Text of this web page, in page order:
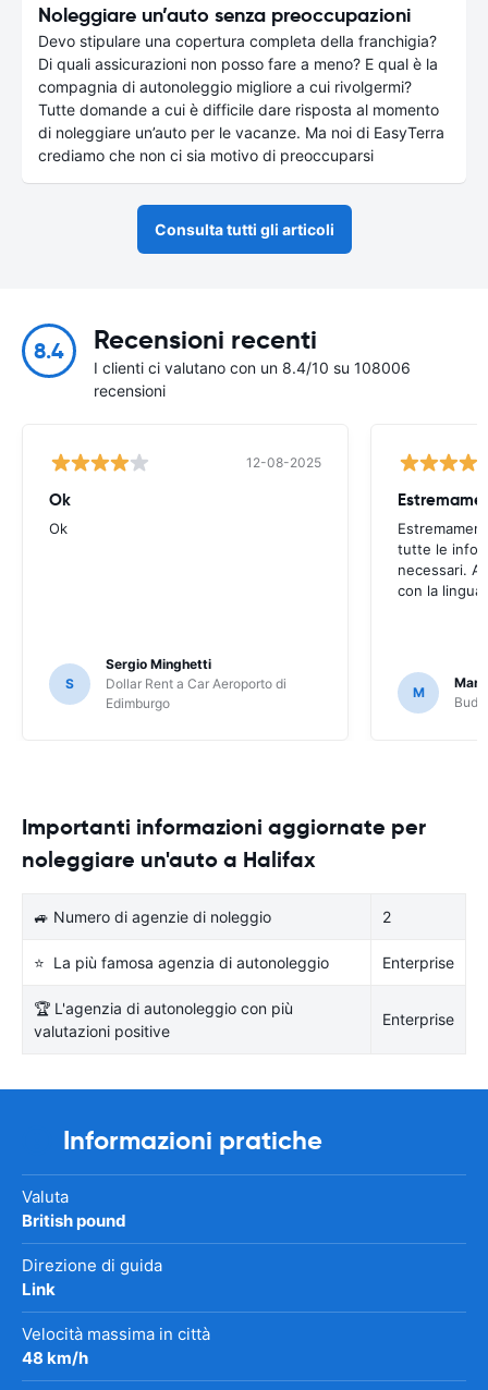
Noleggiare un’auto senza preoccupazioni
Devo stipulare una copertura completa della franchigia?
Di quali assicurazioni non posso fare a meno? E qual è la
compagnia di autonoleggio migliore a cui rivolgermi?
Tutte domande a cui è difficile dare risposta al momento
di noleggiare un’auto per le vacanze. Ma noi di EasyTerra
crediamo che non ci sia motivo di preoccuparsi
Consulta tutti gli articoli
8.4 Recensioni recenti
I clienti ci valutano con un 8.4/10 su 108006
recensioni
12-08-2025
Ok
Ok
S
Sergio Minghetti
Dollar Rent a Car Aeroporto di
Edimburgo
tutte le
necessari.
con la
M
Importanti informazioni aggiornate per
noleggiare un'auto a Halifax
🚙 Numero di agenzie di noleggio 2
⭐ La più famosa agenzia di autonoleggio Enterprise
🏆 L'agenzia di autonoleggio con più
valutazioni positive
Enterprise
Informazioni pratiche
Valuta
British pound
Direzione di guida
Link
Velocità massima in città
48 km/h